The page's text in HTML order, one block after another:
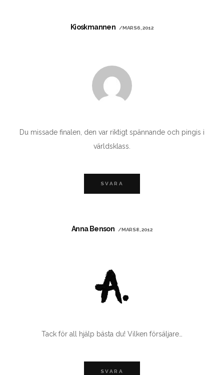
Kioskmannen / MARS 6, 2012
Du missade finalen, den var riktigt spännande och pingis i
världsklass.
SVARA
Anna Benson / MARS 8, 2012
Tack för all hjälp bästa du! Vilken försäljare…
SVARA